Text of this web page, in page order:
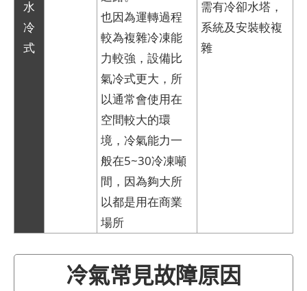
水
冷
式
也因為運轉過程
較為複雜冷凍能
力較強，設備比
氣冷式更大，所
以通常會使用在
空間較大的環
境，冷氣能力一
般在5~30冷凍噸
間，因為夠大所
以都是用在商業
場所
需有冷卻水塔，
系統及安裝較複
雜
冷氣常見故障原因